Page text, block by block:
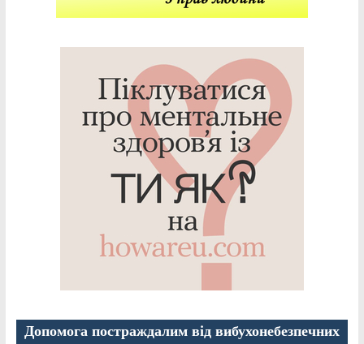
Допомога постраждалим від вибухонебезпечних